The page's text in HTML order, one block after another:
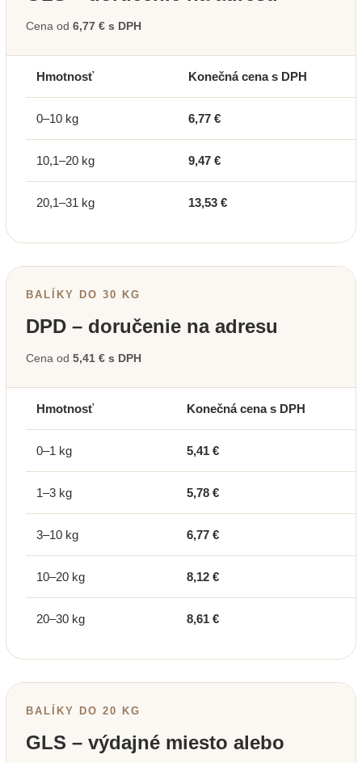
Cena od 6,77 € s DPH
Hmotnosť Konečná cena s DPH
0–10 kg 6,77 €
10,1–20 kg 9,47 €
20,1–31 kg 13,53 €
BALÍKY DO 30 KG
DPD – doručenie na adresu
Cena od 5,41 € s DPH
Hmotnosť Konečná cena s DPH
0–1 kg 5,41 €
1–3 kg 5,78 €
3–10 kg 6,77 €
10–20 kg 8,12 €
20–30 kg 8,61 €
BALÍKY DO 20 KG
GLS – výdajné miesto alebo